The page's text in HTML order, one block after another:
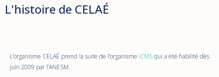
L'histoire de CELAÉ
L’organisme CELAÉ prend la suite de l’organisme ICMSqui a été habilité dès
juin 2009 par l’ANESM.